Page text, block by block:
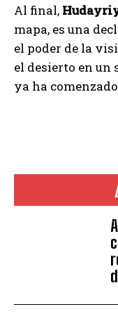
Al final,
mapa, es una
el poder de la
el desierto en un
ya ha